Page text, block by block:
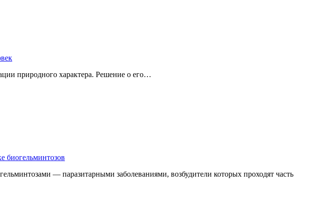
природного характера. Решение о его…
биогельминтозов
— паразитарными заболеваниями, возбудители которых проходят часть